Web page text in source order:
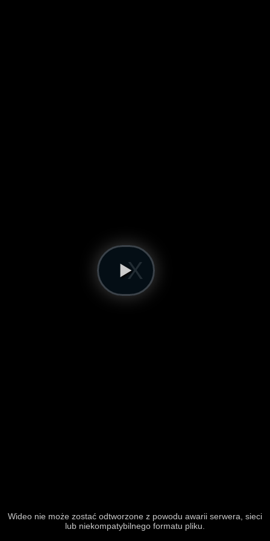
Wideo nie może zostać odtworzone z powodu awarii serwera, sieci
lub niekompatybilnego formatu pliku.